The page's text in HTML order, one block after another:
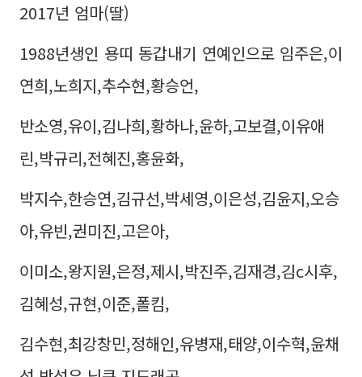
2017년 엄마(딸)
1988년생인 용띠 동갑내기 연예인으로 임주은,이
연희,노희지,추수현,황승언,
반소영,유이,김나희,황하나,윤하,고보결,이유애
린,박규리,전혜진,홍윤화,
박지수,한승연,김규선,박세영,이은성,김윤지,오승
아,유빈,권미진,고은아,
이미소,왕지원,은정,제시,박진주,김재경,김c시후,
김혜성,규현,이준,폴킴,
김수현,최강창민,정해인,유병재,태양,이수혁,윤채